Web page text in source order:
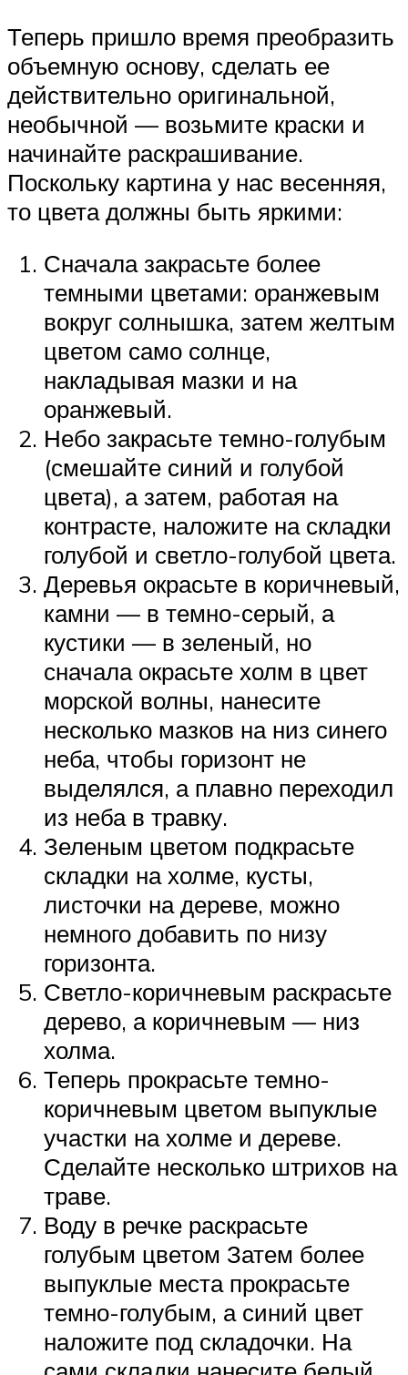
Теперь пришло время преобразить
объемную основу, сделать ее
действительно оригинальной,
необычной — возьмите краски и
начинайте раскрашивание.
Поскольку картина у нас весенняя,
то цвета должны быть яркими:
Сначала закрасьте более
темными цветами: оранжевым
вокруг солнышка, затем желтым
цветом само солнце,
накладывая мазки и на
оранжевый.
Небо закрасьте темно-голубым
(смешайте синий и голубой
цвета), а затем, работая на
контрасте, наложите на складки
голубой и светло-голубой цвета.
Деревья окрасьте в коричневый,
камни — в темно-серый, а
кустики — в зеленый, но
сначала окрасьте холм в цвет
морской волны, нанесите
несколько мазков на низ синего
неба, чтобы горизонт не
выделялся, а плавно переходил
из неба в травку.
Зеленым цветом подкрасьте
складки на холме, кусты,
листочки на дереве, можно
немного добавить по низу
горизонта.
Светло-коричневым раскрасьте
дерево, а коричневым — низ
холма.
Теперь прокрасьте темно-
коричневым цветом выпуклые
участки на холме и дереве.
Сделайте несколько штрихов на
траве.
Воду в речке раскрасьте
голубым цветом Затем более
выпуклые места прокрасьте
темно-голубым, а синий цвет
наложите под складочки. На